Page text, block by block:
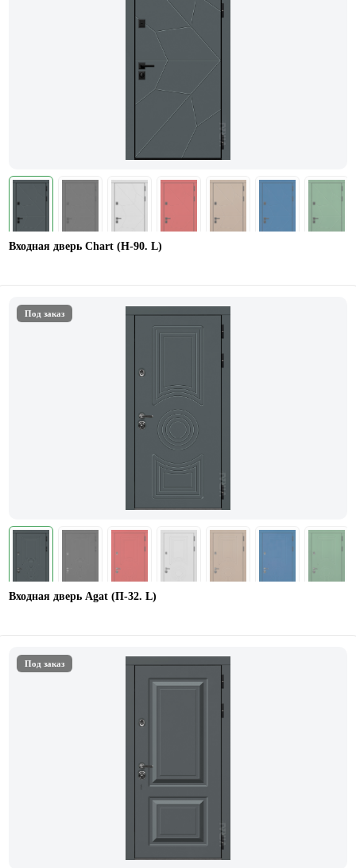
Входная дверь Chart (Н-90. L)
Под заказ
Входная дверь Agat (П-32. L)
Под заказ